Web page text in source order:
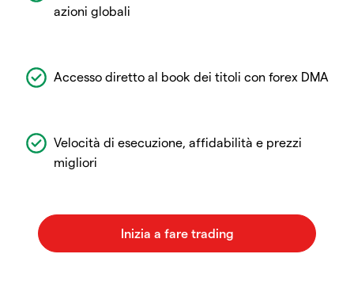
azioni globali
Accesso diretto al book dei titoli con forex DMA
Velocità di esecuzione, affidabilità e prezzi
migliori